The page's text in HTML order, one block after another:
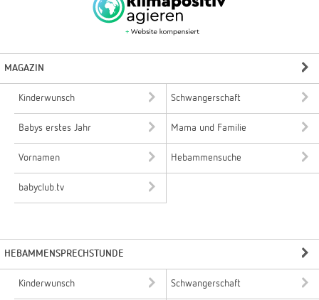
MAGAZIN
Kinderwunsch Schwangerschaft
Babys erstes Jahr Mama und Familie
Vornamen Hebammensuche
babyclub.tv
HEBAMMENSPRECHSTUNDE
Kinderwunsch Schwangerschaft